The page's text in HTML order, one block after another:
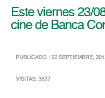
Este viernes 23/
cine de Banca
PUBLICADO : 22 SEPTIEMBRE,
VISITAS: 3537